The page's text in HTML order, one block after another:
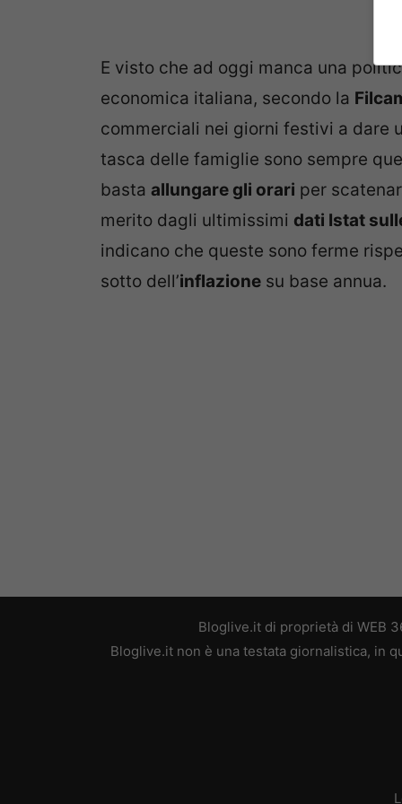
E visto che ad oggi manca una
economica italiana, secondo la
commerciali nei giorni festivi a dare
tasca delle famiglie sono sempre
basta allungare gli orari per
merito dagli ultimissimi dati Istat
indicano che queste sono ferme
sotto dell’inflazione su base annua.
Bloglive.it di proprietà di WEB
Bloglive.it non è una testata giornalistica, in